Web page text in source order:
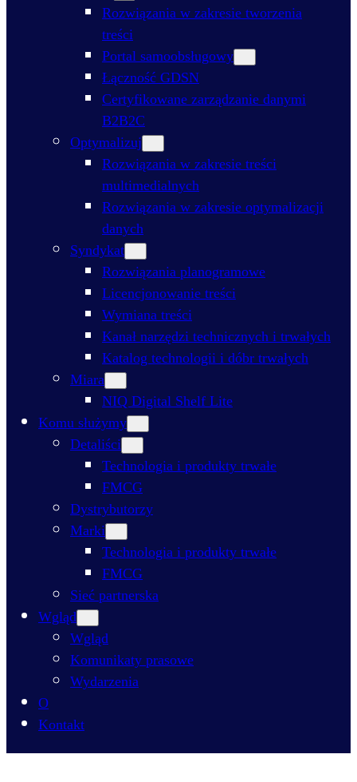
Rozwiązania w zakresie tworzenia
treści
Portal samoobsługowy
Łączność GDSN
Certyfikowane zarządzanie danymi
B2B2C
Optymalizuj
Rozwiązania w zakresie treści
multimedialnych
Rozwiązania w zakresie optymalizacji
danych
Syndykat
Rozwiązania planogramowe
Licencjonowanie treści
Wymiana treści
Kanał narzędzi technicznych i trwałych
Katalog technologii i dóbr trwałych
Miara
NIQ Digital Shelf Lite
Komu służymy
Detaliści
Technologia i produkty trwałe
FMCG
Dystrybutorzy
Marki
Technologia i produkty trwałe
FMCG
Sieć partnerska
Wgląd
Wgląd
Komunikaty prasowe
Wydarzenia
O
Kontakt